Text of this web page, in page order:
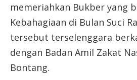
memeriahkan Bukber yang
Kebahagiaan di Bulan Suci
tersebut terselenggara
dengan Badan Amil Zakat
Bontang.